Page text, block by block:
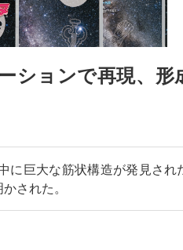
ションで再現、形
に巨大な筋状構造が発見され
された。